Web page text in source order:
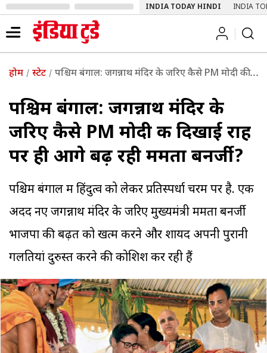
INDIA TODAY HINDI INDIA
होम स्टेट पश्चिम बंगाल: जगन्नाथ मंदिर के जरिए कैसे PM मोदी की दिखाई राह पर ही आगे बढ़ रही ममता बनर्जी?
पश्चिम बंगाल: जगन्नाथ मंदिर के
जरिए कैसे PM मोदी की दिखाई राह
पर ही आगे बढ़ रही ममता बनर्जी?
पश्चिम बंगाल में हिंदुत्व को लेकर प्रतिस्पर्धा चरम पर है. एक
अदद नए जगन्नाथ मंदिर के जरिए मुख्यमंत्री ममता बनर्जी
भाजपा की बढ़त को खत्म करने और शायद अपनी पुरानी
गलतियां दुरुस्त करने की कोशिश कर रही हैं